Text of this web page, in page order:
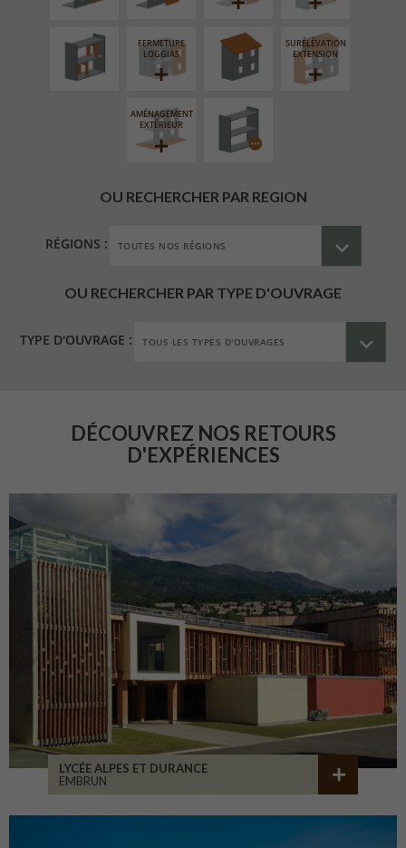
FERMETURE
LOGGIAS
SURÉLÉVATION
EXTENSION
AMÉNAGEMENT
EXTÉRIEUR
PROCÉDÉ
PARTICULIER
OU RECHERCHER PAR REGION
RÉGIONS :
OU RECHERCHER PAR TYPE D'OUVRAGE
TYPE D'OUVRAGE :
DÉCOUVREZ NOS RETOURS
D'EXPÉRIENCES
LYCÉE ALPES ET DURANCE
EMBRUN